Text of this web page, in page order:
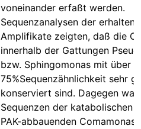
voneinander erfaßt werden.
Sequenzanalysen der
Amplifikate zeigten, daß die
innerhalb der Gattungen
bzw. Sphingomonas mit über
75%Sequenzähnlichkeit sehr
konserviert sind. Dagegen
Sequenzen der katabolischen
PAK-abbauenden